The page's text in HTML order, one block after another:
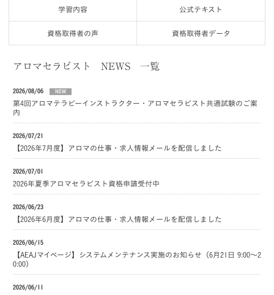
学習内容 公式テキスト
資格取得者の声 資格取得者データ
アロマセラピスト NEWS 一覧
2026/08/06 NEW
第4回アロマテラピーインストラクター・アロマセラピスト共通試験のご案
内
2026/07/21
【2026年7月度】アロマの仕事・求人情報メールを配信しました
2026/07/01
2026年夏季アロマセラピスト資格申請受付中
2026/06/23
【2026年6月度】アロマの仕事・求人情報メールを配信しました
2026/06/15
【AEAJマイページ】システムメンテナンス実施のお知らせ（6月21日 9:00～2
0:00）
2026/06/11